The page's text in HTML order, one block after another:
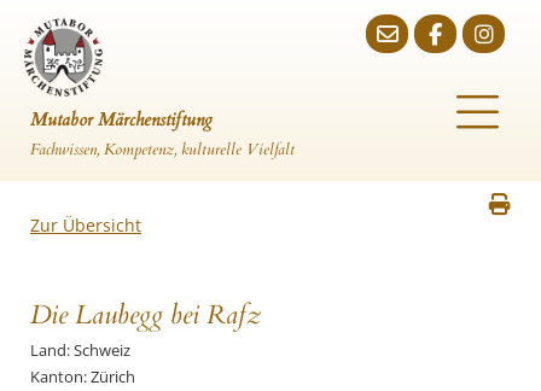
Mutabor Märchenstiftung
Fachwissen, Kompetenz, kulturelle Vielfalt
Zur Übersicht
Die Laubegg bei Rafz
Land: Schweiz
Kanton: Zürich